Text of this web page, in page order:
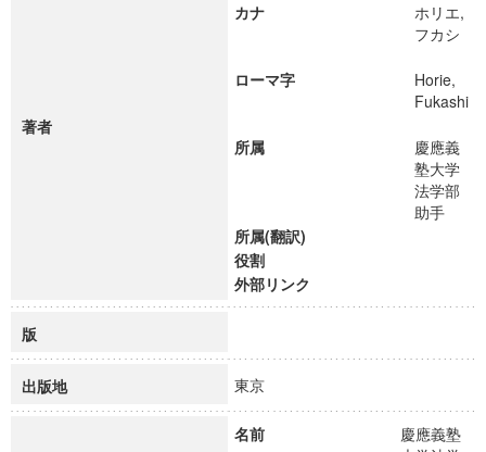
著者
カナ
ホリエ,
フカシ
ローマ字
Horie,
Fukashi
所属
慶應義
塾大学
法学部
助手
所属(翻訳)
役割
外部リンク
版
出版地 東京
名前
慶應義塾